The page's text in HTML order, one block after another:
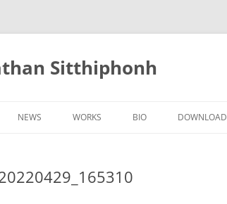
Sitthiphonh
NEWS WORKS
CERNUNNOS
BIO DOWNLOAD